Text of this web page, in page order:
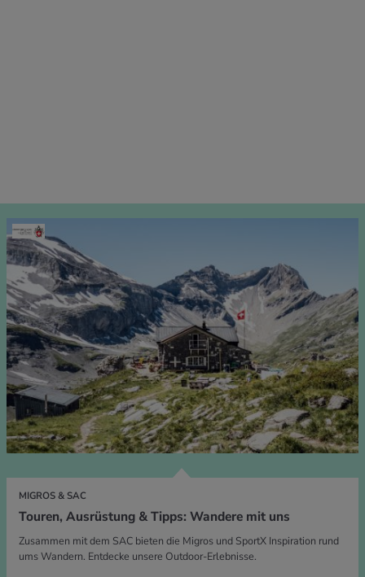
MIGROS & SAC
Touren, Ausrüstung & Tipps: Wandere mit uns
Zusammen mit dem SAC bieten die Migros und SportX Inspiration rund
ums Wandern. Entdecke unsere Outdoor-Erlebnisse.